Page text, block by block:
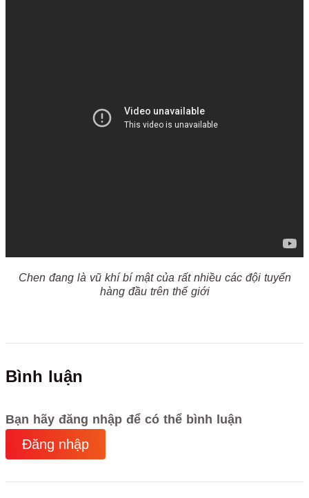
Chen đang là vũ khí bí mật của rất nhiều các đội tuyển
hàng đầu trên thế giới
Bình luận
Bạn hãy đăng nhập để có thể bình luận
Đăng nhập